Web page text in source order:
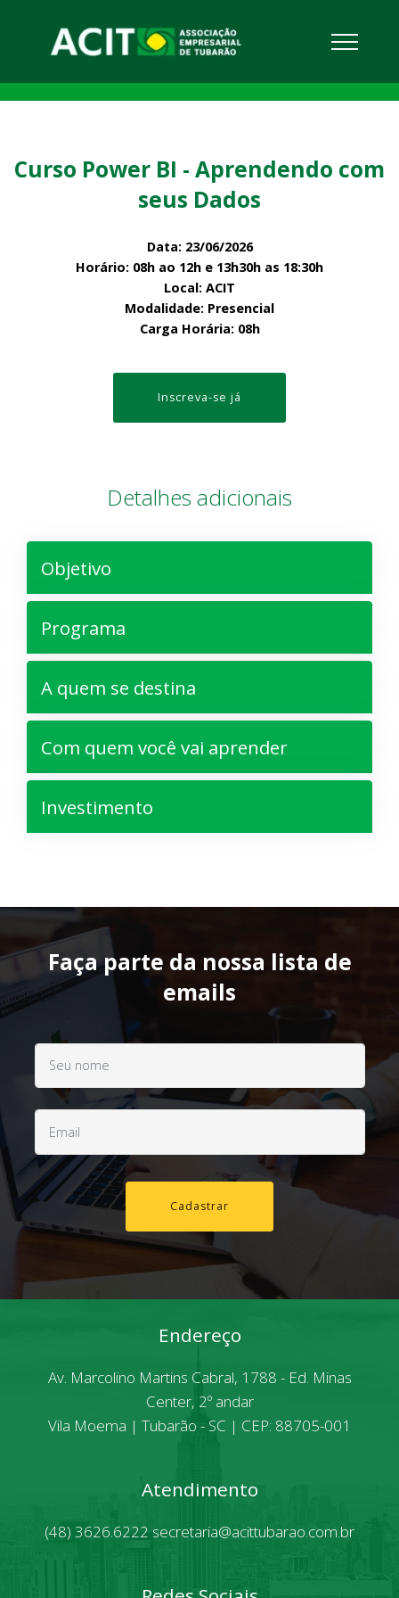
Curso Power BI - Aprendendo com
seus Dados
Data: 23/06/2026
Horário: 08h ao 12h e 13h30h as 18:30h
Local: ACIT
Modalidade: Presencial
Carga Horária: 08h
Inscreva-se já
Detalhes adicionais
Objetivo
Programa
A quem se destina
Com quem você vai aprender
Investimento
Faça parte da nossa lista de
emails
Cadastrar
Endereço
Av. Marcolino Martins Cabral, 1788 - Ed. Minas
Center, 2º andar
Vila Moema | Tubarão - SC | CEP: 88705-001
Atendimento
(48) 3626.6222 secretaria@acittubarao.com.br